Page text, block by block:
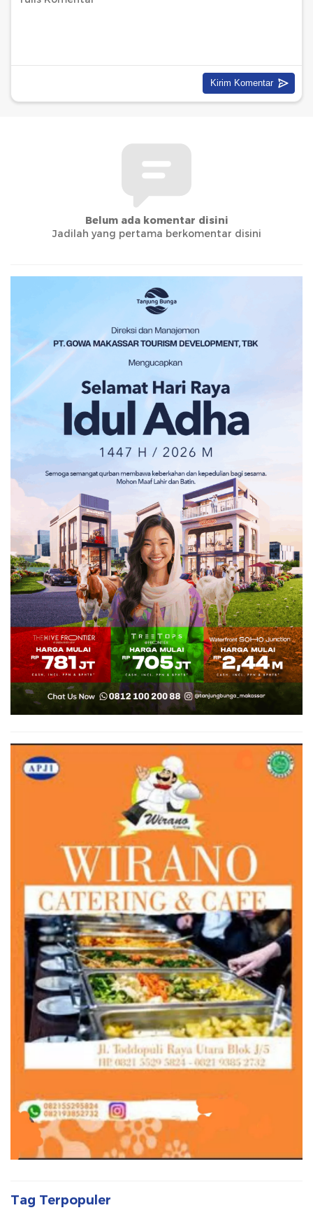
Belum ada komentar disini
Jadilah yang pertama berkomentar disini
Tag Terpopuler